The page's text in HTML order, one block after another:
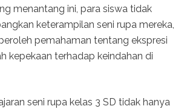
menantang ini, para siswa tidak
keterampilan seni rupa mereka,
pemahaman tentang ekspresi
kepekaan terhadap keindahan di
seni rupa kelas 3 SD tidak hanya